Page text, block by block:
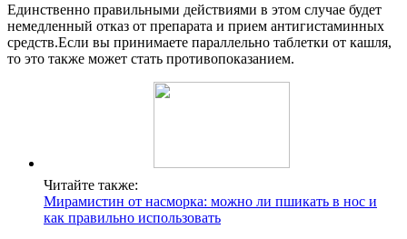
Единственно правильными действиями в этом случае будет
немедленный отказ от препарата и прием антигистаминных
средств.Если вы принимаете параллельно таблетки от кашля,
то это также может стать противопоказанием.
Читайте также:
Мирамистин от насморка: можно ли пшикать в нос и
как правильно использовать